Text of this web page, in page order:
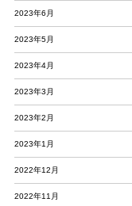
2023年6月
2023年5月
2023年4月
2023年3月
2023年2月
2023年1月
2022年12月
2022年11月